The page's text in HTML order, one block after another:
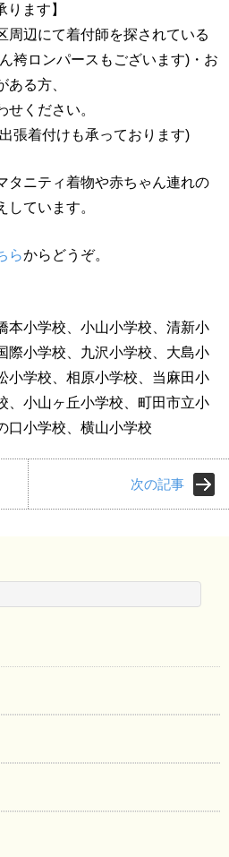
ます】
周辺にて着付師を探されている
袴ロンパースもございます)・お
る方、
せください。
張着付けも承っております)
タニティ着物や赤ちゃん連れの
ています。
らからどうぞ。
本小学校、小山小学校、清新小
際小学校、九沢小学校、大島小
小学校、相原小学校、当麻田小
、小山ヶ丘小学校、町田市立小
口小学校、横山小学校
次の記事